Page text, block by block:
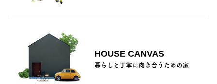
HOUSE CANVAS
暮らしと丁寧に向き合うための家